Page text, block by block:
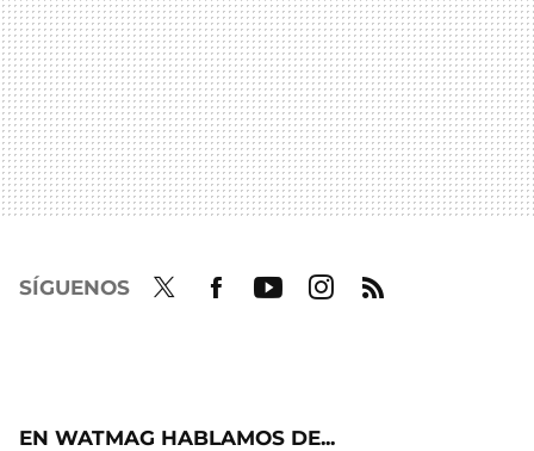
SÍGUENOS
EN WATMAG HABLAMOS DE...